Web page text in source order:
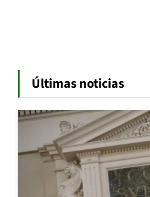
Últimas noticias